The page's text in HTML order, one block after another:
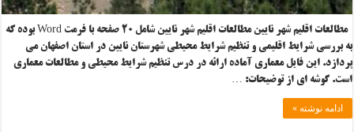
مطالعات اقلیم شهر نایین مطالعات اقلیم شهر نایین شامل ۲۰ صفحه با فرمت Word بوده که
به بررسی شرایط اقلیمی و تنظیم شرایط محیطی شهرستان نایین در استان اصفهان می
پردازد. این فایل معماری آماده ارائه در درس تنظیم شرایط محیطی و مطالعات معماری
است. گوشه ای از توضیحات: …
ادامه نوشته »